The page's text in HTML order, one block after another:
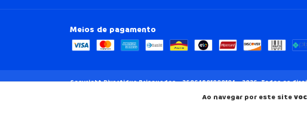
Ao navegar por este site
Meios de pagamento
Copyright Divertidus Brinquedos - 26064801000104 - 2026. Todos os